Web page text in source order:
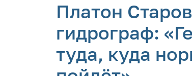
Платон
гидрограф:
туда, куда